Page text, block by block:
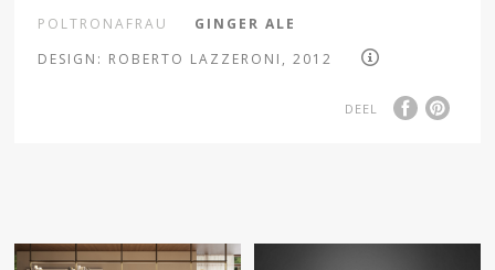
POLTRONAFRAU
GINGER ALE
DESIGN: ROBERTO LAZZERONI, 2012
DEEL